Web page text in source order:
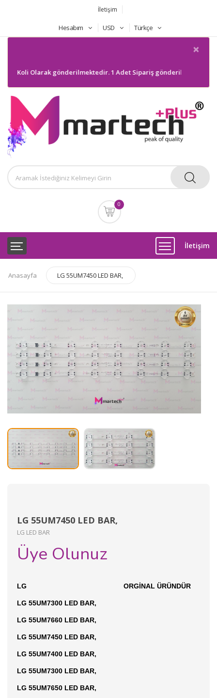
İletişim
Hesabım USD Türkçe
×
Koli Olarak gönderilmektedir. 1 Adet Sipariş gönderilmeyecektir.
0
İletişim
Anasayfa LG 55UM7450 LED BAR,
LG 55UM7450 LED BAR,
LG LED BAR
Üye Olunuz
LG ORGİNAL ÜRÜNDÜR
LG 55UM7300 LED BAR,
LG 55UM7660 LED BAR,
LG 55UM7450 LED BAR,
LG 55UM7400 LED BAR,
LG 55UM7300 LED BAR,
LG 55UM7650 LED BAR,